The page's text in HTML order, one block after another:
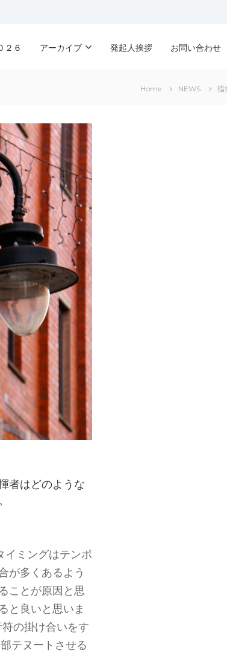
２６ アーカイブ 発起人挨拶 お問い合わせ
Home NEWS 指
者はどのような
イミングはテンポ
が多くあるよう
ことが原因と思
と良いと思いま
の掛け合いをす
テヌートさせる